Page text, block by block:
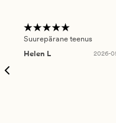
Suurepärane teenus
Helen L
2026-